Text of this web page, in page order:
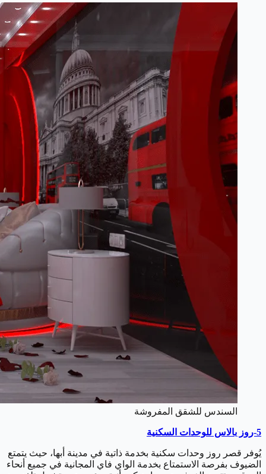
السندس للشقق المفروشة
5-روز بالاس للوحدات السكنية
يُوفر قصر روز وحدات سكنية بخدمة ذاتية في مدينة أبها، حيث يتمتع
الضيوف بفرصة الاستمتاع بخدمة الواي فاي المجانية في جميع أنحاء